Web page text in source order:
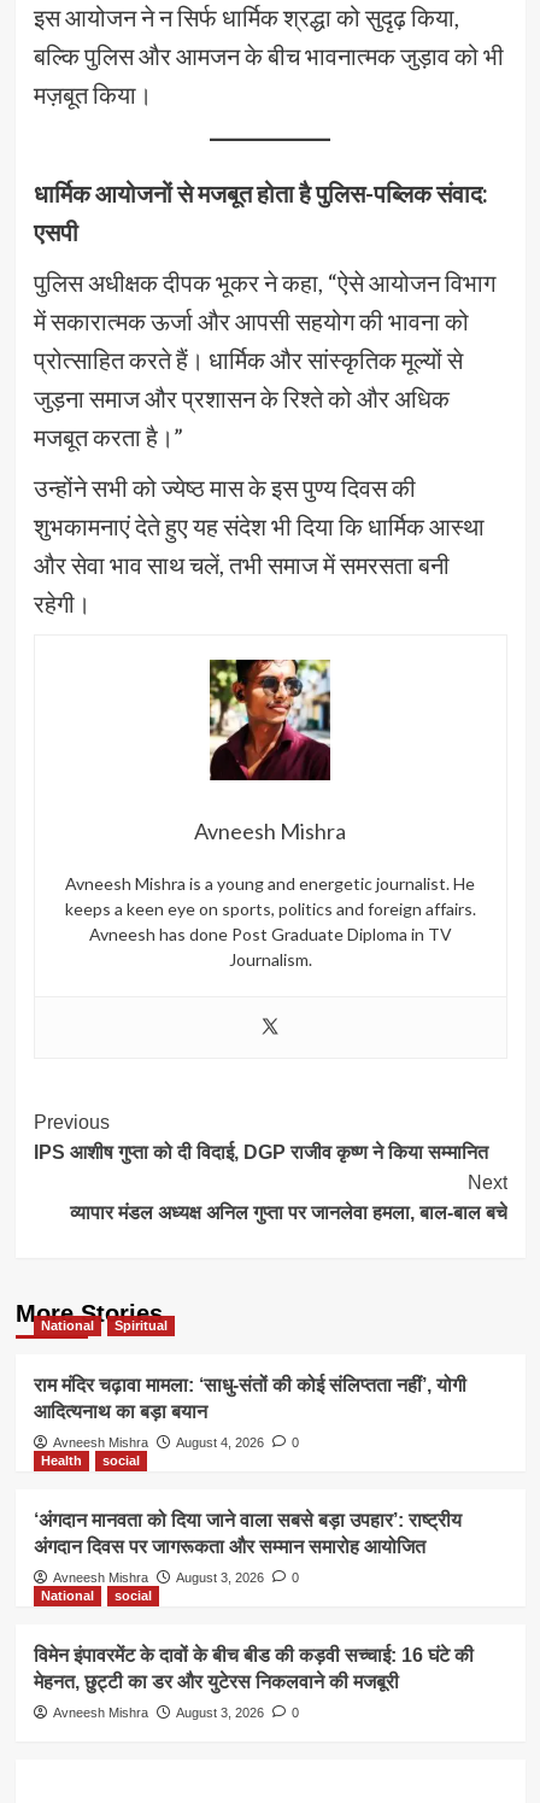
इस आयोजन ने न सिर्फ धार्मिक श्रद्धा को सुदृढ़ किया,
बल्कि पुलिस और आमजन के बीच भावनात्मक जुड़ाव को भी
मज़बूत किया।
धार्मिक आयोजनों से मजबूत होता है पुलिस-पब्लिक संवाद:
एसपी
पुलिस अधीक्षक दीपक भूकर ने कहा, “ऐसे आयोजन विभाग
में सकारात्मक ऊर्जा और आपसी सहयोग की भावना को
प्रोत्साहित करते हैं। धार्मिक और सांस्कृतिक मूल्यों से
जुड़ना समाज और प्रशासन के रिश्ते को और अधिक
मजबूत करता है।”
उन्होंने सभी को ज्येष्ठ मास के इस पुण्य दिवस की
शुभकामनाएं देते हुए यह संदेश भी दिया कि धार्मिक आस्था
और सेवा भाव साथ चलें, तभी समाज में समरसता बनी
रहेगी।
Avneesh Mishra
Avneesh Mishra is a young and energetic journalist. He
keeps a keen eye on sports, politics and foreign affairs.
Avneesh has done Post Graduate Diploma in TV
Journalism.
Post
Navigation
Previous
IPS आशीष गुप्ता को दी विदाई, DGP राजीव कृष्ण ने किया सम्मानित
Next
व्यापार मंडल अध्यक्ष अनिल गुप्ता पर जानलेवा हमला, बाल-बाल बचे
More Stories
National Spiritual
राम मंदिर चढ़ावा मामला: ‘साधु-संतों की कोई संलिप्तता नहीं’, योगी
आदित्यनाथ का बड़ा बयान
Avneesh Mishra August 4, 2026
0
Health
social
‘अंगदान मानवता को दिया जाने वाला सबसे बड़ा उपहार’: राष्ट्रीय
अंगदान दिवस पर जागरूकता और सम्मान समारोह आयोजित
Avneesh Mishra August 3, 2026
0
National
social
विमेन इंपावरमेंट के दावों के बीच बीड की कड़वी सच्चाई: 16 घंटे की
मेहनत, छुट्टी का डर और युटेरस निकलवाने की मजबूरी
Avneesh Mishra August 3, 2026 0